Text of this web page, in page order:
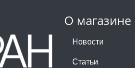
О магазине
Новости
Статьи